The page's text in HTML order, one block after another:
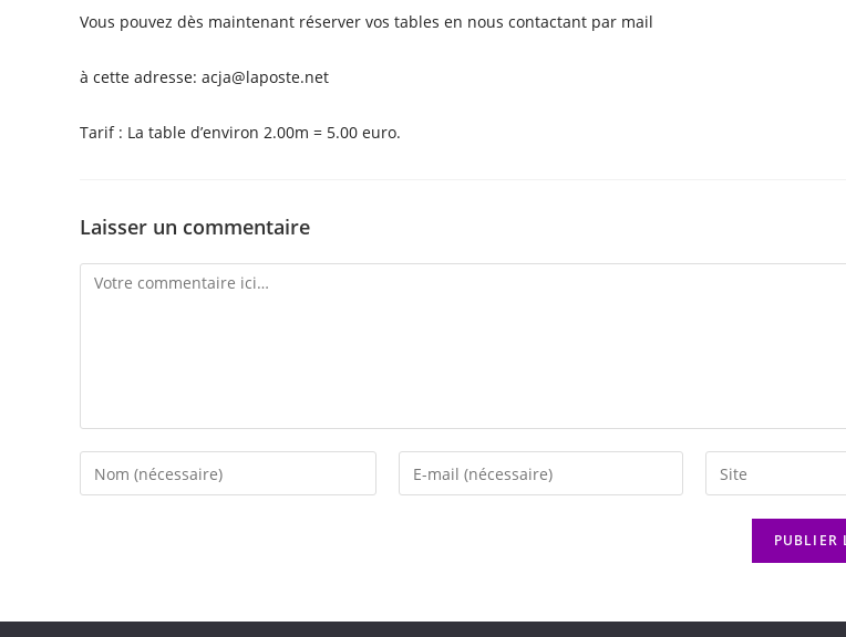
Vous pouvez dès maintenant réserver vos tables en nous contactant par mail
à cette adresse: acja@laposte.net
Tarif : La table d’environ 2.00m = 5.00 euro.
Laisser un commentaire